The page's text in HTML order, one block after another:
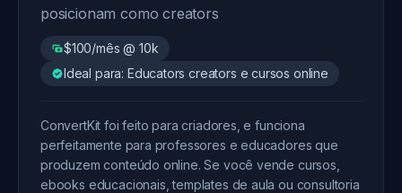
posicionam como creators
$100/mês @ 10k
Ideal para: Educators creators e cursos online
ConvertKit foi feito para criadores, e funciona
perfeitamente para professores e educadores que
produzem conteúdo online. Se você vende cursos,
ebooks educacionais, templates de aula ou consultoria